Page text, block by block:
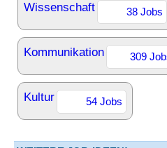
Wissenschaft 38 Jobs
Kommunikation 309
Kultur 54 Jobs